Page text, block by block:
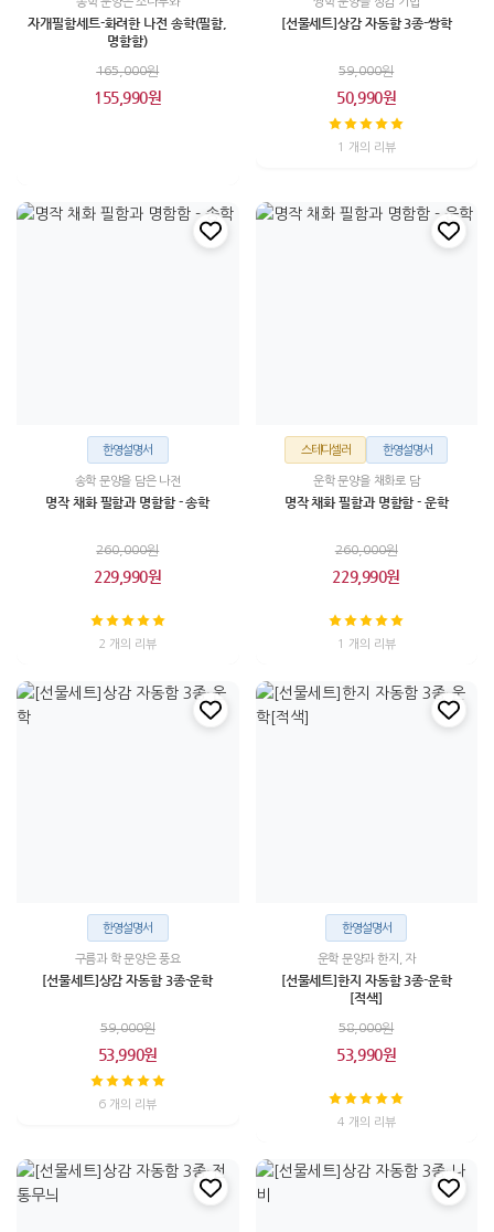
자개필함세트-화려한 나전 송학(필함,
명함함)
165,000원
155,990원
[선물세트]상감 자동함 3종-쌍학
59,000원
50,990원
1 개의 리뷰
한영설명서
송학 문양을 담은 나전
명작 채화 필함과 명함함 - 송학
260,000원
229,990원
2 개의 리뷰
스테디셀러 한영설명서
운학 문양을 채화로 담
명작 채화 필함과 명함함 - 운학
260,000원
229,990원
1 개의 리뷰
한영설명서
구름과 학 문양은 풍요
[선물세트]상감 자동함 3종-운학
59,000원
53,990원
6 개의 리뷰
한영설명서
운학 문양과 한지, 자
[선물세트]한지 자동함 3종-운학
[적색]
58,000원
53,990원
4 개의 리뷰